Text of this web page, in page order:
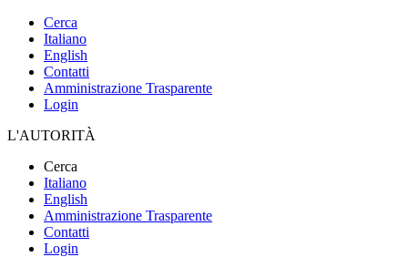
Cerca
Italiano
English
Contatti
Amministrazione Trasparente
Login
L'AUTORITÀ
Cerca
Italiano
English
Amministrazione Trasparente
Contatti
Login